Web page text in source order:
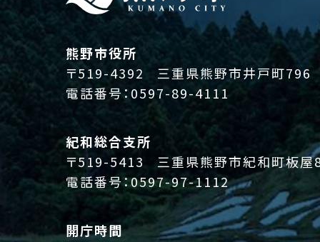
熊野市役所
〒519-4392
三重県熊野市井戸町796
電話番号： 0597-89-4111
紀和総合支所
〒519-5413
三重県熊野市紀和町板屋
電話番号：0597-97-1112
開庁時間